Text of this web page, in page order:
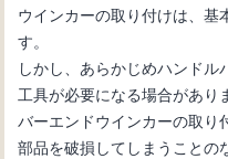
ウインカーの取り付けは、
す。
しかし、あらかじめハンド
工具が必要になる場合があり
バーエンドウインカーの取り
部品を破損してしまうことの